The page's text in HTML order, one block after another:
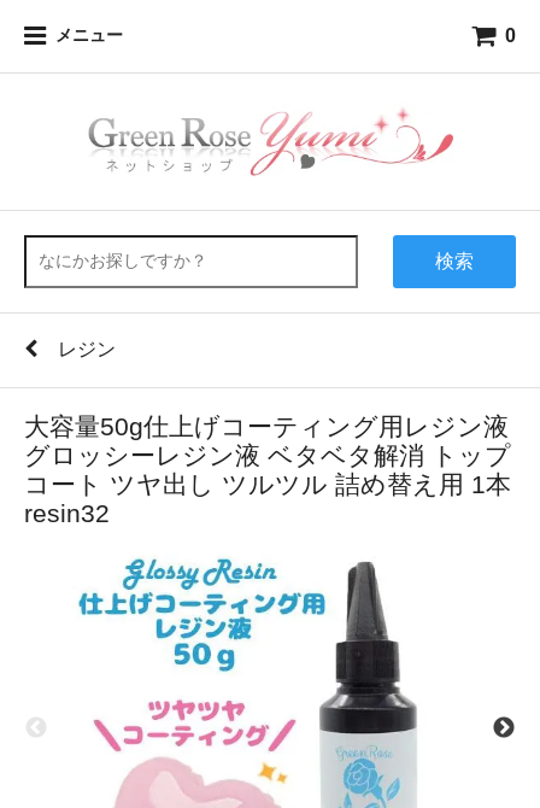
メニュー 0
検索
レジン
大容量50g仕上げコーティング用レジン液
グロッシーレジン液 ベタベタ解消 トップ
コート ツヤ出し ツルツル 詰め替え用 1本
resin32